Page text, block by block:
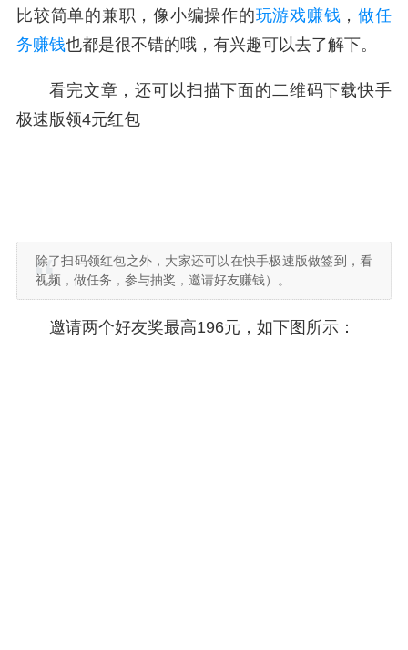
比较简单的兼职，像小编操作的玩游戏赚钱 ，做任
务赚钱也都是很不错的哦，有兴趣可以去了解下。
看完文章，还可以扫描下面的二维码下载快手
极速版领4元红包
除了扫码领红包之外，大家还可以在快手极速版做签到，看
视频，做任务，参与抽奖，邀请好友赚钱）。
邀请两个好友奖最高196元，如下图所示：